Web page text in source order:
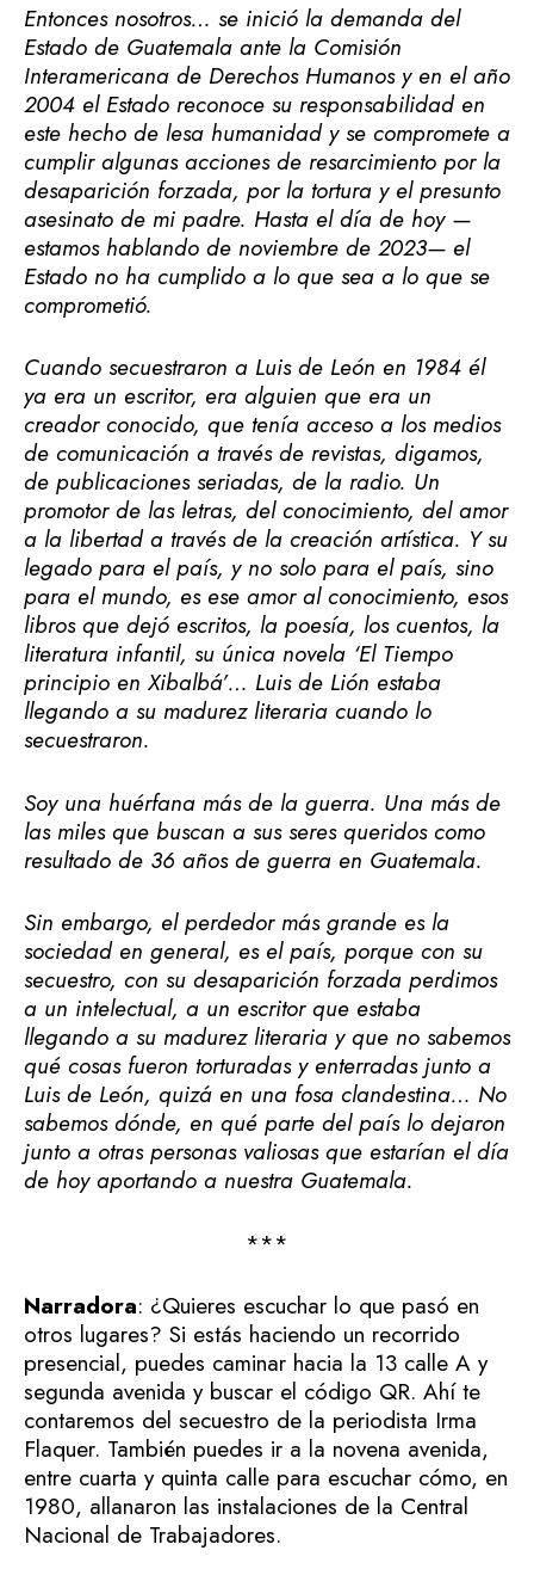
Entonces nosotros… se inició la demanda del
Estado de Guatemala ante la Comisión
Interamericana de Derechos Humanos y en el año
2004 el Estado reconoce su responsabilidad en
este hecho de lesa humanidad y se compromete a
cumplir algunas acciones de resarcimiento por la
desaparición forzada, por la tortura y el presunto
asesinato de mi padre. Hasta el día de hoy —
estamos hablando de noviembre de 2023— el
Estado no ha cumplido a lo que sea a lo que se
comprometió.
Cuando secuestraron a Luis de León en 1984 él
ya era un escritor, era alguien que era un
creador conocido, que tenía acceso a los medios
de comunicación a través de revistas, digamos,
de publicaciones seriadas, de la radio. Un
promotor de las letras, del conocimiento, del amor
a la libertad a través de la creación artística. Y su
legado para el país, y no solo para el país, sino
para el mundo, es ese amor al conocimiento, esos
libros que dejó escritos, la poesía, los cuentos, la
literatura infantil, su única novela ‘El Tiempo
principio en Xibalbá’… Luis de Lión estaba
llegando a su madurez literaria cuando lo
secuestraron.
Soy una huérfana más de la guerra. Una más de
las miles que buscan a sus seres queridos como
resultado de 36 años de guerra en Guatemala.
Sin embargo, el perdedor más grande es la
sociedad en general, es el país, porque con su
secuestro, con su desaparición forzada perdimos
a un intelectual, a un escritor que estaba
llegando a su madurez literaria y que no sabemos
qué cosas fueron torturadas y enterradas junto a
Luis de León, quizá en una fosa clandestina… No
sabemos dónde, en qué parte del país lo dejaron
junto a otras personas valiosas que estarían el día
de hoy aportando a nuestra Guatemala.
***
Narradora: ¿Quieres escuchar lo que pasó en
otros lugares? Si estás haciendo un recorrido
presencial, puedes caminar hacia la 13 calle A y
segunda avenida y buscar el código QR. Ahí te
contaremos del secuestro de la periodista Irma
Flaquer. También puedes ir a la novena avenida,
entre cuarta y quinta calle para escuchar cómo, en
1980, allanaron las instalaciones de la Central
Nacional de Trabajadores.